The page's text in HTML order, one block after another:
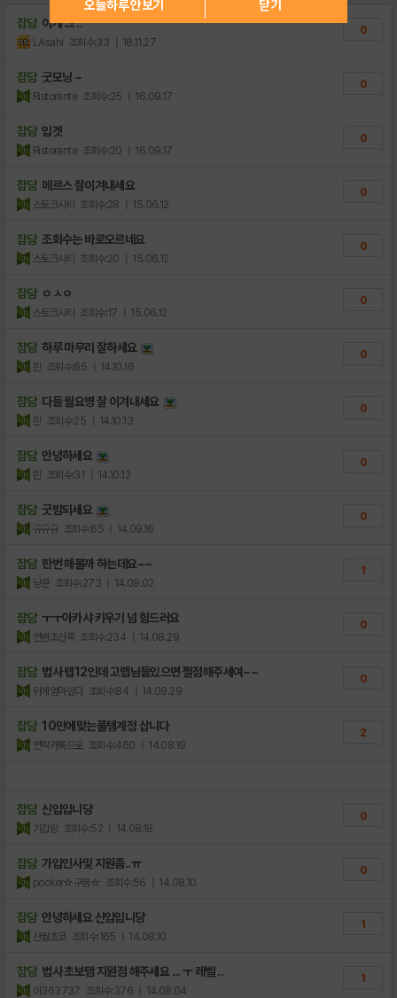
잡담 이게 그 ..
LAsahi 조회수:33 | 18.11.27
0
잡담 굿모닝 ~
Ristorante 조회수:25 | 16.09.17
0
잡담 입겟
Ristorante 조회수:20 | 16.09.17
0
잡담 메르스 잘이겨내세요
스토크시티 조회수:28 | 15.06.12
0
잡담 조회수는 바로오르네요
스토크시티 조회수:20 | 15.06.12
0
잡담 ㅇㅅㅇ
스토크시티 조회수:17 | 15.06.12
0
잡담 하루 마무리 잘하세요
믠 조회수:65 | 14.10.16
0
잡담 다들 월요병 잘 이겨내세요
믠 조회수:25 | 14.10.13
0
잡담 안녕하세요
믠 조회수:31 | 14.10.12
0
잡담 굿밤되세요
규규규 조회수:65 | 14.09.16
0
잡담 한번 해볼까 하는데요~~
냥쿤 조회수:273 | 14.09.02
1
잡담 ㅜㅜ아카샤 키우기 넘 힘드러요
연변조선족 조회수:234 | 14.08.29
0
잡담 법사 렙12인데 고랩님들있으면 쩔점해주세여~~
뒤에엄마있다 조회수:84 | 14.08.29
0
잡담 10만에맞는풀템계정 삽니다
연락카톡으로 조회수:460 | 14.08.19
2
잡담 신입입니당
기갑왕 조회수:52 | 14.08.18
0
잡담 가입인사및 지원좀..ㅠ
pocker☆구름☆ 조회수:56 | 14.08.10
0
잡담 안녕하세요 신입입니당
산월초코 조회수:165 | 14.08.10
1
잡담 법사 초보탬 지원점 해주세요 ... ㅜ 레벨 ..
아363737 조회수:376 | 14.08.04
1
오늘하루 안보기 닫기